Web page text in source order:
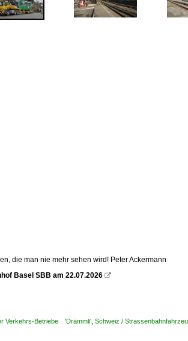
die man nie mehr sehen wird! Peter Ackermann
Basel SBB am 22.07.2026 
Verkehrs-Betriebe 'Drämmli' Schweiz /